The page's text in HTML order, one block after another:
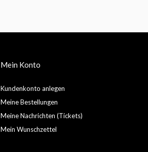
Mein Konto
Kundenkonto anlegen
Meine Bestellungen
Meine Nachrichten (Tickets)
Mein Wunschzettel